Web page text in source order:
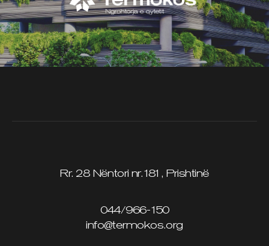
Rr. 28 Nëntori nr.181, Prishtinë
044/966-150
info@termokos.org